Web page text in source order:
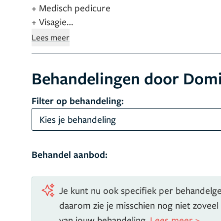
+ Medisch pedicure
+ Visagie
+ Huidverbetering (peelings)
de behandeling, het is echt een momentje
binnen en buiten dat is wat is het liefst doe.
cliënten op de bouwen door te goed te
Lees meer
Behandelingen door
Filter op behandeling:
Kies je behandeling
Behandel aanbod:
Je kunt nu ook specifiek per
daarom zie je misschien nog niet